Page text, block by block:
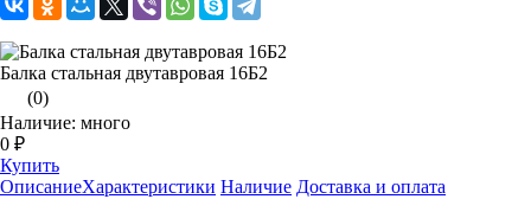
Балка стальная двутавровая 16Б2
(0)
Наличие: много
0 ₽
Купить
ОписаниеХарактеристики Наличие Доставка и оплата